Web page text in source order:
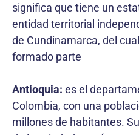
significa que tiene un
entidad territorial
de Cundinamarca, del
formado parte
Antioquia: es el
Colombia, con una
millones de habitantes.